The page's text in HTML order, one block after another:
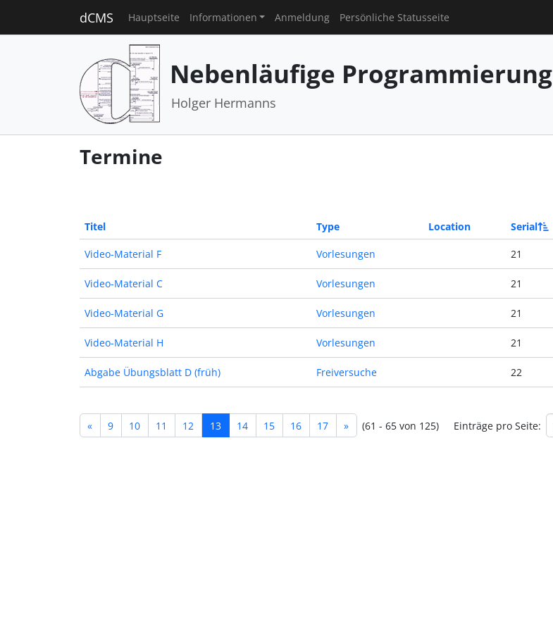
dCMS Hauptseite Informationen Anmeldung Persönliche Statusseite
Nebenläufige Programmierung
Holger Hermanns
Termine
Titel Type Location Serial
Video-Material F Vorlesungen 21
Video-Material C Vorlesungen 21
Video-Material G Vorlesungen 21
Video-Material H Vorlesungen 21
Abgabe Übungsblatt D (früh) Freiversuche 22
« 9 10 11 12 13 14 15 16 17 » (61 - 65 von 125) Einträge pro Seite: